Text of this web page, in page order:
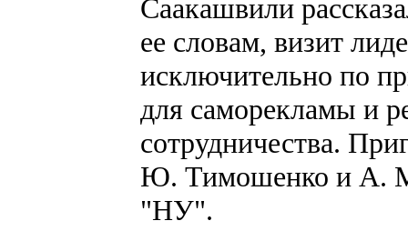
Саакашвили
ее словам, визит
исключительно по
для саморекламы и
сотрудничества.
Ю. Тимошенко и А.
"НУ".